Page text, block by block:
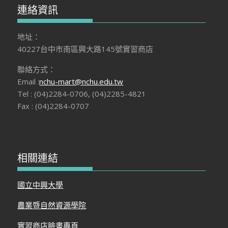
連絡資訊
地址：
40227台中市南區興大路145號實習商店
聯絡方式：
Email :nchu-mart@nchu.edu.tw
Tel : (04)2284-0706, (04)2285-4821
Fax : (04)2284-0707
相關連結
國立中興大學
農業暨自然資源學院
實習商店臉書專頁